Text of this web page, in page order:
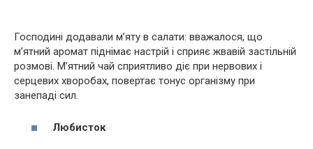
Господині додавали м’яту в салати: вважалося, що
м’ятний аромат піднімає настрій і сприяє жвавій застільній
розмові. М’ятний чай сприятливо діє при нервових і
серцевих хворобах, повертає тонус організму при
занепаді сил.
Любисток